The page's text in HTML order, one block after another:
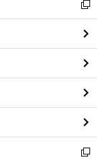
閉
る
新
し
い
ウ
ィ
ン
ド
ウ
で
開
く
新